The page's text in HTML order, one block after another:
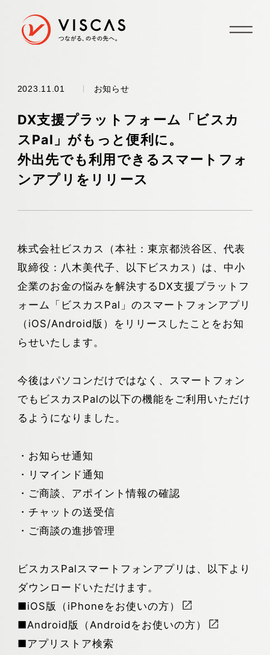
2023.11.01 お知らせ
DX支援プラットフォーム「ビスカ
スPal」がもっと便利に。
外出先でも利用できるスマートフォ
ンアプリをリリース
株式会社ビスカス（本社：東京都渋谷区、代表
取締役：八木美代子、以下ビスカス）は、中小
企業のお金の悩みを解決するDX支援プラットフ
ォーム「ビスカスPal」のスマートフォンアプリ
（iOS/Android版）をリリースしたことをお知
らせいたします。
今後はパソコンだけではなく、スマートフォン
でもビスカスPalの以下の機能をご利用いただけ
るようになりました。
・お知らせ通知
・リマインド通知
・ご商談、アポイント情報の確認
・チャットの送受信
・ご商談の進捗管理
ビスカスPalスマートフォンアプリは、以下より
ダウンロードいただけます。
■iOS版（iPhoneをお使いの方）
■Android版（Androidをお使いの方）
■アプリストア検索